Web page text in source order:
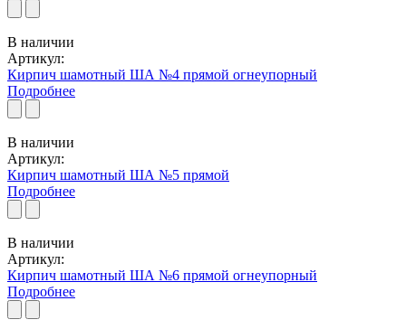
В наличии
Артикул:
Кирпич шамотный ША №4 прямой огнеупорный
Подробнее
В наличии
Артикул:
Кирпич шамотный ША №5 прямой
Подробнее
В наличии
Артикул:
Кирпич шамотный ША №6 прямой огнеупорный
Подробнее